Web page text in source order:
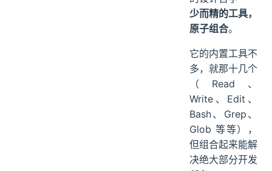
少而精的工具，
原子组合。
它的内置工具不
多，就那十几个
（Read、
Write、Edit、
Bash、Grep、
Glob 等等），
但组合起来能解
决绝大部分开发